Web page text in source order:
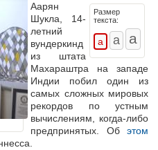
Размер
текста:
Аарян
Шукла, 14-
летний
вундеркинд
из штата
Махараштра на западе
Индии побил один из
самых сложных мировых
рекордов по устным
вычислениям, когда-либо
предпринятых. Об этом